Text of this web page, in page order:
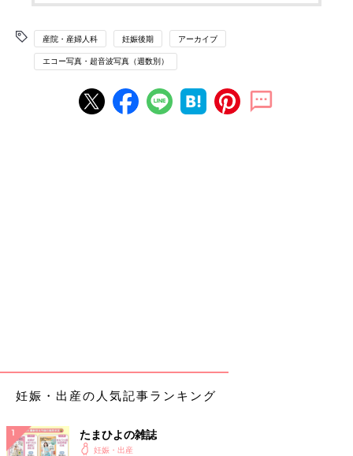
産院・産婦人科 妊娠後期 アーカイブ
エコー写真・超音波写真（週数別）
妊娠・出産の人気記事ランキング
たまひよの雑誌
妊娠・出産